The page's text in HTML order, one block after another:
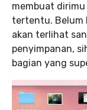
membuat
tertentu. Belum
akan terlihat
penyimpanan,
bagian yang